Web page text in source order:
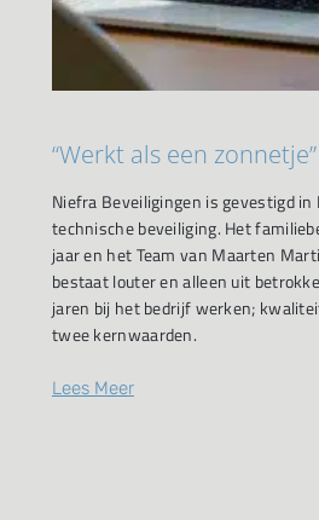
“Werkt als een zonnetje”
Niefra Beveiligingen is gevestigd
technische beveiliging. Het
jaar en het Team van Maarten
bestaat louter en alleen uit
jaren bij het bedrijf werken;
twee kernwaarden.
Lees Meer